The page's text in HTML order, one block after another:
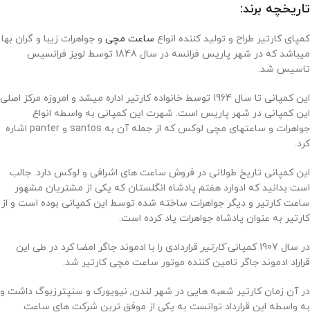
تاریخچه برند:
کمپای کارتیر طراح و تولید کننده انواع ساعت مچی و جواهرات زیبا و گران بها
میباشد که در شهر پاریس فرانسه در سال 1848 توسط لویز فرانسیس
تاسیس شد.
این کمپانی تا سال 1964 توسط خانواده کارتیر اداره میشد و امروزه مرکز اصلی
این کمپانی در شهر پاریس است. شهرت این کمپانی به واسطه انواع
جواهرات و ساعتهای مچی لوکس که از جمله آن به santos و panter اشاره
کرد.
این کمپانی تاریخ طولانی در فروش ساعت های اشرافی و لوکس دارد. جالب
است بدانید که ادوارد هفتم پادشاه انگلستان که یکی از مشتریان مشهور
ساعت کارتیر و دیگر جواهرات ساخته شده توسط این کمپانی بوده است و از
کارتیر به عنوان پادشاه جواهرات یاد کرده است.
در سال 1907 کمپانی کارتیر قراردادی را با ادموند جاگر امضا کرد در طی این
قراراد ادموند جاگر تامین کننده موتور ساعت مچی کارتیر شد.
در آن زمان کارتیر شعبه هایی در شهر لندن, نیویورک و سنپترزبوگ داشت و
به واسطه این قرارداد توانست به یکی از موفق ترین شرکت های ساعت